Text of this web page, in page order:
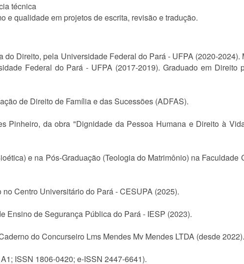
técnica
e qualidade em projetos de escrita, revisão e tradução.
Direito, pela Universidade Federal do Pará - UFPA (2020-2024).
Federal do Pará - UFPA (2017-2019). Graduado em Direito
de Direito de Família e das Sucessões (ADFAS).
Pinheiro, da obra "Dignidade da Pessoa Humana e Direito à
e na Pós-Graduação (Teologia do Matrimônio) na Faculdade
Centro Universitário do Pará - CESUPA (2025).
Ensino de Segurança Pública do Pará - IESP (2023).
do Concurseiro Lms Mendes Mv Mendes LTDA (desde 2022).
ISSN 1806-0420; e-ISSN 2447-6641).